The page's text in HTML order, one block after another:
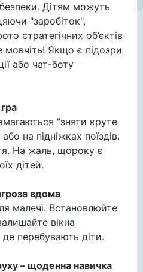
Дітям можуть
"заробіток",
стратегічних об’єктів
Якщо є підозри
або чат-боту
"зняти круте
на підніжках поїздів.
На жаль, щороку є
дітей.
вдома
малечі. Встановлюйте
вікна
перебувають діти.
– щоденна навичка